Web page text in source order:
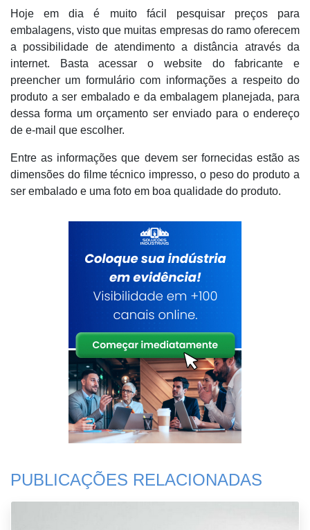
Hoje em dia é muito fácil pesquisar preços para
embalagens, visto que muitas empresas do ramo oferecem
a possibilidade de atendimento a distância através da
internet. Basta acessar o website do fabricante e
preencher um formulário com informações a respeito do
produto a ser embalado e da embalagem planejada, para
dessa forma um orçamento ser enviado para o endereço
de e-mail que escolher.
Entre as informações que devem ser fornecidas estão as
dimensões do filme técnico impresso, o peso do produto a
ser embalado e uma foto em boa qualidade do produto.
PUBLICAÇÕES RELACIONADAS